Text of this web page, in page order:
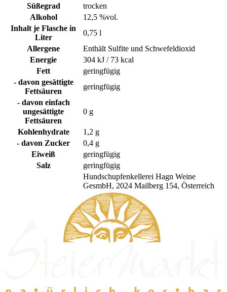
Süßegrad
trocken
Alkohol
12,5 %vol.
Inhalt je Flasche in
Liter
0,75 l
Allergene
Enthält Sulfite und Schwefeldioxid
Energie
304 kJ / 73 kcal
Fett
geringfügig
- davon gesättigte
Fettsäuren
geringfügig
- davon einfach
ungesättigte
Fettsäuren
0 g
Kohlenhydrate
1,2 g
- davon Zucker
0,4 g
Eiweiß
geringfügig
Salz
geringfügig
Hundschupfenkellerei Hagn Weine
GesmbH, 2024 Mailberg 154, Österreich